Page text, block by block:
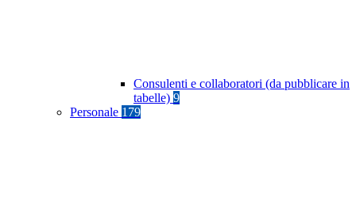
Consulenti e collaboratori (da pubblicare in
tabelle) 9
Personale 179